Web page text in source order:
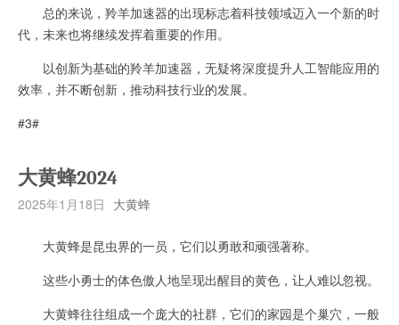
总的来说，羚羊加速器的出现标志着科技领域迈入一个新的时
代，未来也将继续发挥着重要的作用。
以创新为基础的羚羊加速器，无疑将深度提升人工智能应用的
效率，并不断创新，推动科技行业的发展。
#3#
大黄蜂2024
2025年1月18日 大黄蜂
大黄蜂是昆虫界的一员，它们以勇敢和顽强著称。
这些小勇士的体色傲人地呈现出醒目的黄色，让人难以忽视。
大黄蜂往往组成一个庞大的社群，它们的家园是个巢穴，一般